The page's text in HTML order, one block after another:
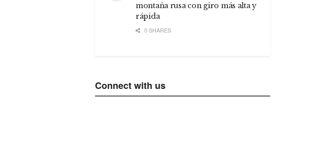
montaña rusa con giro más alta y
rápida
0 SHARES
Connect with us